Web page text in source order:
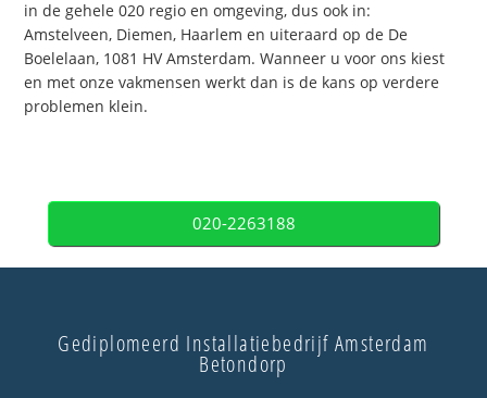
in de gehele 020 regio en omgeving, dus ook in:
Amstelveen, Diemen, Haarlem en uiteraard op de De
Boelelaan, 1081 HV Amsterdam. Wanneer u voor ons kiest
en met onze vakmensen werkt dan is de kans op verdere
problemen klein.
020-2263188
Gediplomeerd Installatiebedrijf Amsterdam
Betondorp